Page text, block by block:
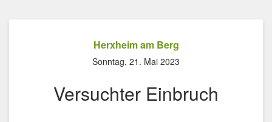
Herxheim am Berg
Sonntag, 21. Mai 2023
Versuchter Einbruch